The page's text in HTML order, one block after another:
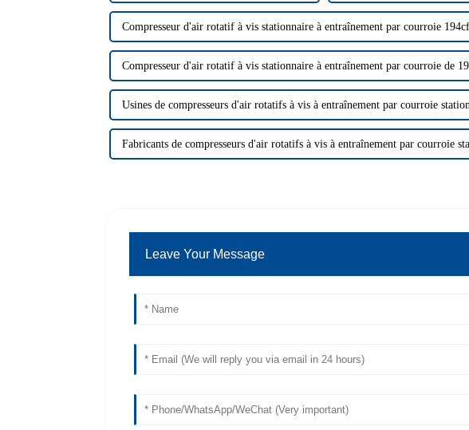
Compresseur d'air rotatif à vis stationnaire à entraînement par courroie
Compresseur d'air rotatif à vis stationnaire à entraînement par courroie de
Usines de compresseurs d'air rotatifs à vis à entraînement par courroie
Fabricants de compresseurs d'air rotatifs à vis à entraînement par courroie
Leave Your Message